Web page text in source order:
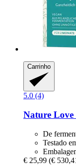
Carrinho
5.0 (4)
Nature Love
De
Testado
€ 25,99 (€